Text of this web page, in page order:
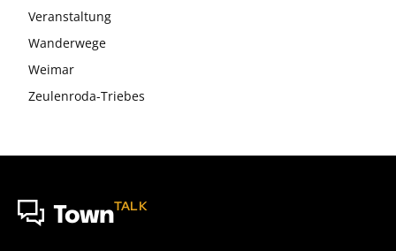
Veranstaltung
Wanderwege
Weimar
Zeulenroda-Triebes
TownTALK